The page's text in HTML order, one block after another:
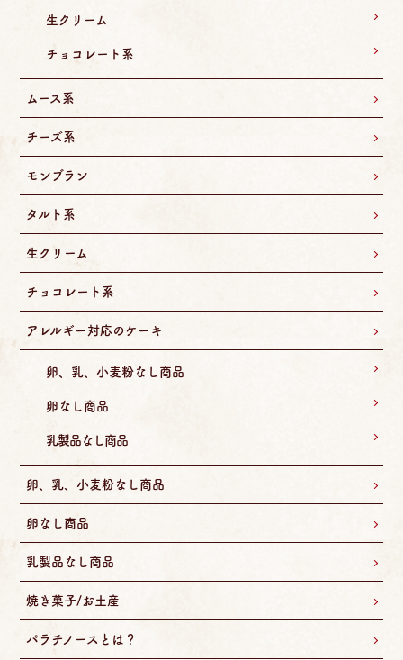
生クリーム
チョコレート系
ムース系
チーズ系
モンブラン
タルト系
生クリーム
チョコレート系
アレルギー対応のケーキ
卵、乳、小麦粉なし商品
卵なし商品
乳製品なし商品
卵、乳、小麦粉なし商品
卵なし商品
乳製品なし商品
焼き菓子/お土産
パラチノースとは？